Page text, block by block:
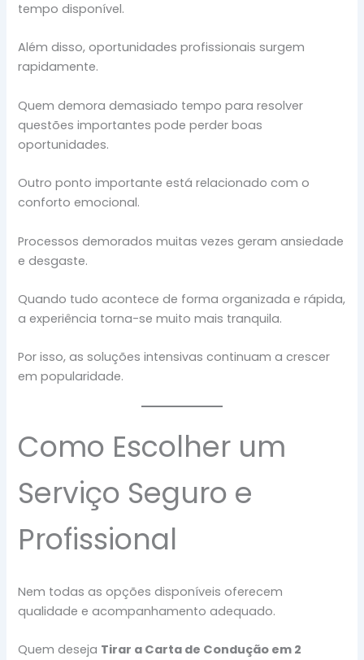
tempo disponível.
Além disso, oportunidades profissionais surgem
rapidamente.
Quem demora demasiado tempo para resolver
questões importantes pode perder boas
oportunidades.
Outro ponto importante está relacionado com o
conforto emocional.
Processos demorados muitas vezes geram ansiedade
e desgaste.
Quando tudo acontece de forma organizada e rápida,
a experiência torna-se muito mais tranquila.
Por isso, as soluções intensivas continuam a crescer
em popularidade.
Como Escolher um
Serviço Seguro e
Profissional
Nem todas as opções disponíveis oferecem
qualidade e acompanhamento adequado.
Quem deseja Tirar a Carta de Condução em 2